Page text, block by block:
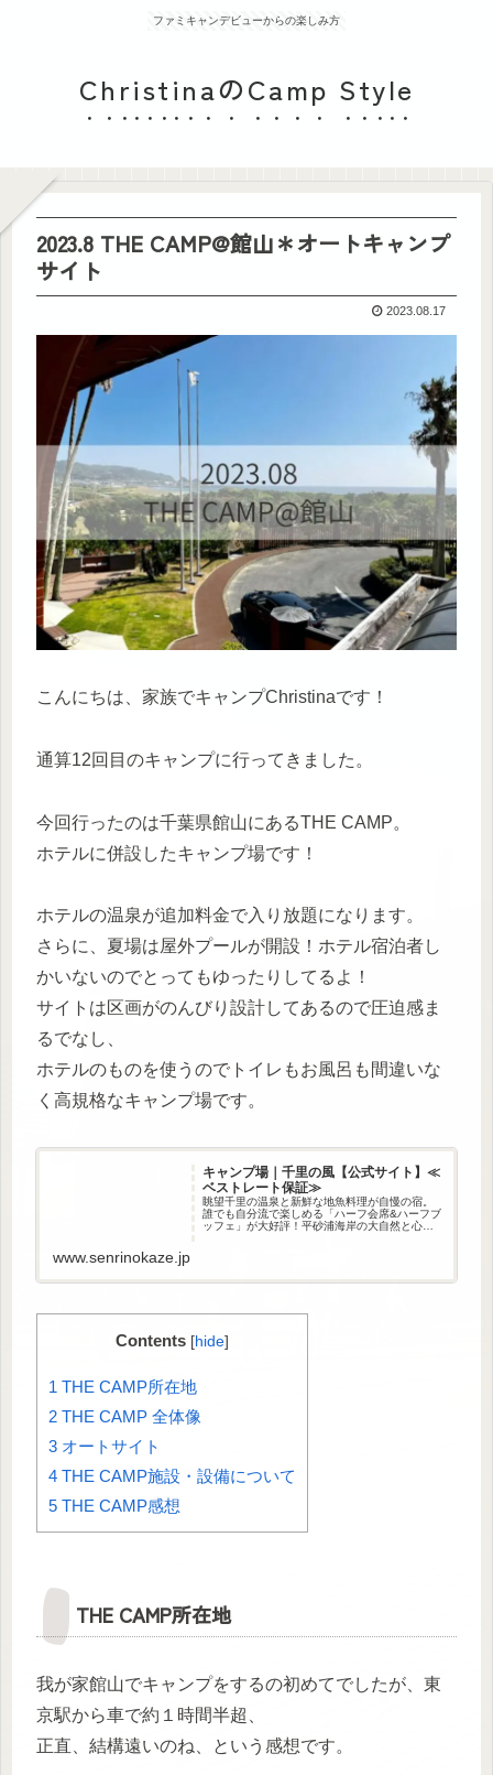
ファミキャンデビューからの楽しみ方
ChristinaのCamp Style
2023.8 THE CAMP@館山＊オートキャンプ
サイト
2023.08.17
こんにちは、家族でキャンプChristinaです！
通算12回目のキャンプに行ってきました。
今回行ったのは千葉県館山にあるTHE CAMP。
ホテルに併設したキャンプ場です！
ホテルの温泉が追加料金で入り放題になります。
さらに、夏場は屋外プールが開設！ホテル宿泊者し
かいないのでとってもゆったりしてるよ！
サイトは区画がのんびり設計してあるので圧迫感ま
るでなし、
ホテルのものを使うのでトイレもお風呂も間違いな
く高規格なキャンプ場です。
キャンプ場｜千里の風【公式サイト】≪
ベストレート保証≫
眺望千里の温泉と新鮮な地魚料理が自慢の宿。
誰でも自分流で楽しめる「ハーフ会席&ハーフブ
ッフェ」が大好評！平砂浦海岸の大自然と心温
www.senrinokaze.jp
Contents [hide]
1 THE CAMP所在地
2 THE CAMP 全体像
3 オートサイト
4 THE CAMP施設・設備について
5 THE CAMP感想
THE CAMP所在地
我が家館山でキャンプをするの初めてでしたが、東
京駅から車で約１時間半超、
正直、結構遠いのね、という感想です。